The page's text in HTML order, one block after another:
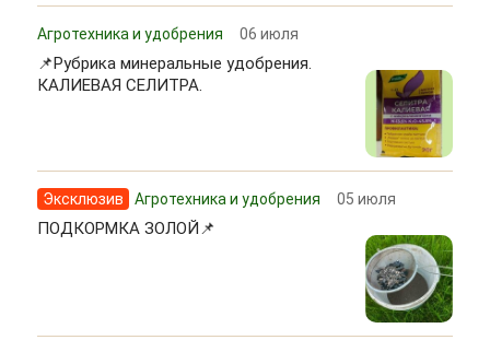
Агротехника и удобрения 06 июля
📌Рубрика минеральные удобрения.
КАЛИЕВАЯ СЕЛИТРА.
Эксклюзив Агротехника и удобрения 05 июля
ПОДКОРМКА ЗОЛОЙ📌